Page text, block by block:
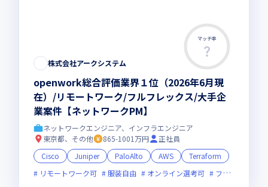
マッチ率
株式会社アークシステム
openwork総合評価業界１位（2026年6月現
在）/リモートワーク/フルフレックス/大手企
業案件【ネットワークPM】
ネットワークエンジニア、インフラエンジニア
東京都、その他
865-1001万円
正社員
Cisco
Juniper PaloAlto AWS
Terraform
リモートワーク可
服装自由 オンライン選考可 フレックス制度あり